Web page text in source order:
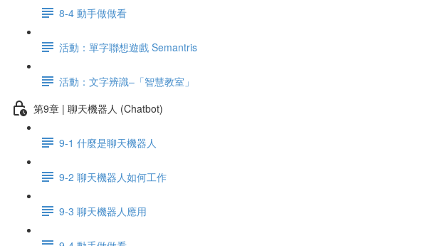
8-4 動手做做看
活動：單字聯想遊戲 Semantris
活動：文字辨識–「智慧教室」
第9章 | 聊天機器人 (Chatbot)
9-1 什麼是聊天機器人
9-2 聊天機器人如何工作
9-3 聊天機器人應用